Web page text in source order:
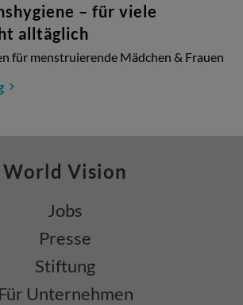
– für viele
alltäglich
für menstruierende Mädchen & Frauen
World Vision
Jobs
Presse
Stiftung
Für Unternehmen